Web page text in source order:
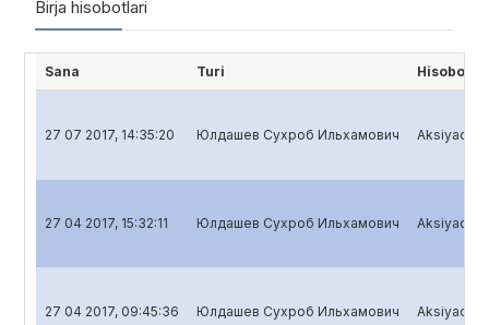
Birja hisobotlari
Sana Turi Hisobot
27 07 2017, 14:35:20 Юлдашев Сухроб Ильхамович
27 04 2017, 15:32:11 Юлдашев Сухроб Ильхамович
27 04 2017, 09:45:36 Юлдашев Сухроб Ильхамович